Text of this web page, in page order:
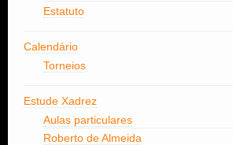
Estatuto
Calendário
Torneios
Estude Xadrez
Aulas particulares
Roberto de Almeida